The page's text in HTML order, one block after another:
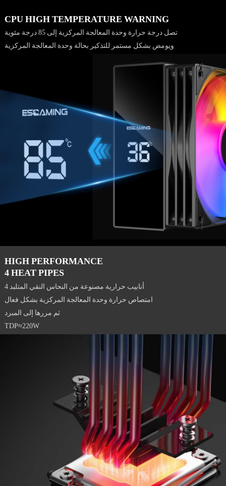
CPU HIGH TEMPERATURE WARNING
تصل درجة حرارة وحدة المعالجة المركزية إلى 85 درجة مئوية
ويومض بشكل مستمر للتذكير بحالة وحدة المعالجة المركزية
HIGH PERFORMANCE
4 HEAT PIPES
4 أنابيب حرارية مصنوعة من النحاس النقي المتلبد
امتصاص حرارة وحدة المعالجة المركزية بشكل فعال
ثم مررها إلى المبرد
TDP≈220W